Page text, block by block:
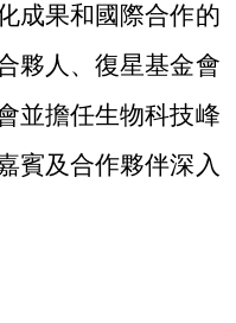
成果和國際合作的
夥人、復星基金會
並擔任生物科技峰
賓及合作夥伴深入